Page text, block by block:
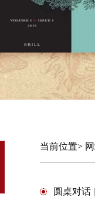
当前位置>
圆桌对